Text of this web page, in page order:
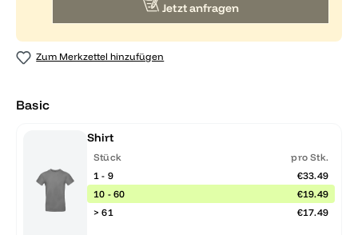
Jetzt anfragen
Zum Merkzettel hinzufügen
Basic
Shirt
Stück
pro Stk.
1 - 9
€33.49
10 - 60
€19.49
> 61
€17.49